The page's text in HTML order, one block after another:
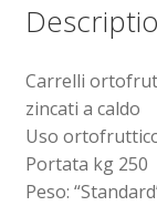
Carrelli
zincati a caldo
Uso
Portata kg 250
Peso: